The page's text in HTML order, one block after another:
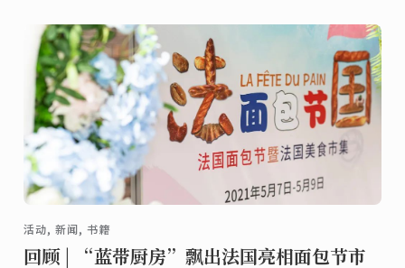
活动, 新闻, 书籍
回顾 | “蓝带厨房”飘出法国亮相面包节市